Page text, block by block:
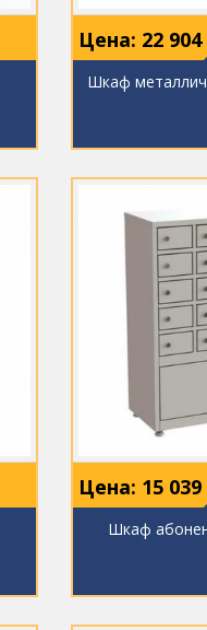
Цена: 22 904
Шкаф
Цена: 15 039
Шкаф